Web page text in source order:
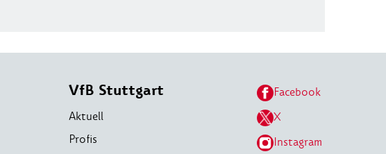
VfB Stuttgart
Aktuell
Profis
Facebook
X
Instagram